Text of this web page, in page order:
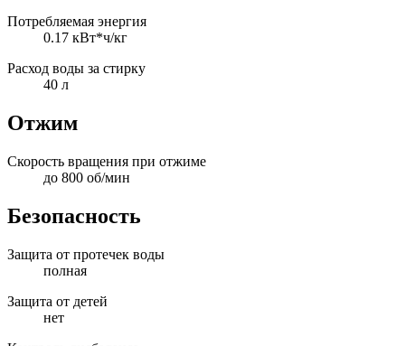
Потребляемая энергия
0.17 кВт*ч/кг
Расход воды за стирку
40 л
Отжим
Скорость вращения при отжиме
до 800 об/мин
Безопасность
Защита от протечек воды
полная
Защита от детей
нет